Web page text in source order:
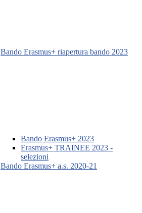
Bando Erasmus+ riapertura bando 2023
Bando Erasmus+ 2023
Erasmus+ TRAINEE 2023 -
selezioni
Bando Erasmus+ a.s. 2020-21